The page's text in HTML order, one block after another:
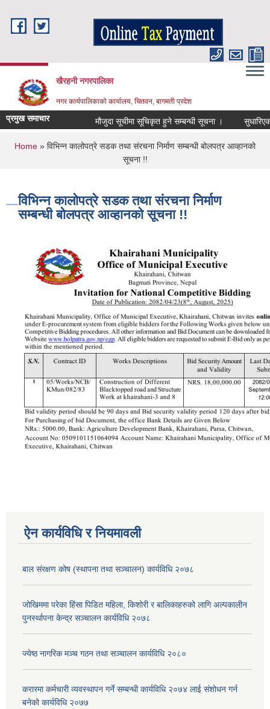
खैरहनी नगरपालिका
नगर कार्यपालिकाको कार्यालय, चितवन, बागमती प्रदेश
प्रमुख समाचार मौजुदा सूचीमा सूचिकृत हुने सम्बन्धी सूचना । सुधारिएको
You are here
Home » विभिन्न कालोपत्रे सडक तथा संरचना निर्माण सम्बन्धी बोलपत्र आव्हानको
सूचना !!
विभिन्न कालोपत्रे सडक तथा संरचना निर्माण
सम्बन्धी बोलपत्र आव्हानको सूचना !!
ऐन कार्यविधि र नियमावली
बाल संरक्षण कोष (स्थापना तथा सञ्चालन) कार्यविधि २०७८
जोखिममा परेका हिंसा पिडित महिला, किशोरी र बालिकाहरुको लागि अल्पकालीन
पुनर्स्थापना केन्द्र सञ्चालन कार्यविधि २०७८
ज्येष्ठ नागरिक मञ्च गठन तथा सञ्चालन कार्यविधि २०८०
करारमा कर्मचारी व्यवस्थापन गर्ने सम्बन्धी कार्यविधि २०७४ लाई संशोधन गर्न
बनेको कार्यविधि २०७७